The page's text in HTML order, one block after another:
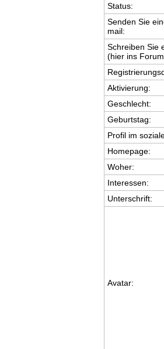
Status:
Senden Sie
mail:
Schreiben Sie
(hier ins
Aktivierung:
Geschlecht:
Geburtstag:
Profil im
Homepage:
Woher:
Interessen:
Unterschrift:
Avatar: